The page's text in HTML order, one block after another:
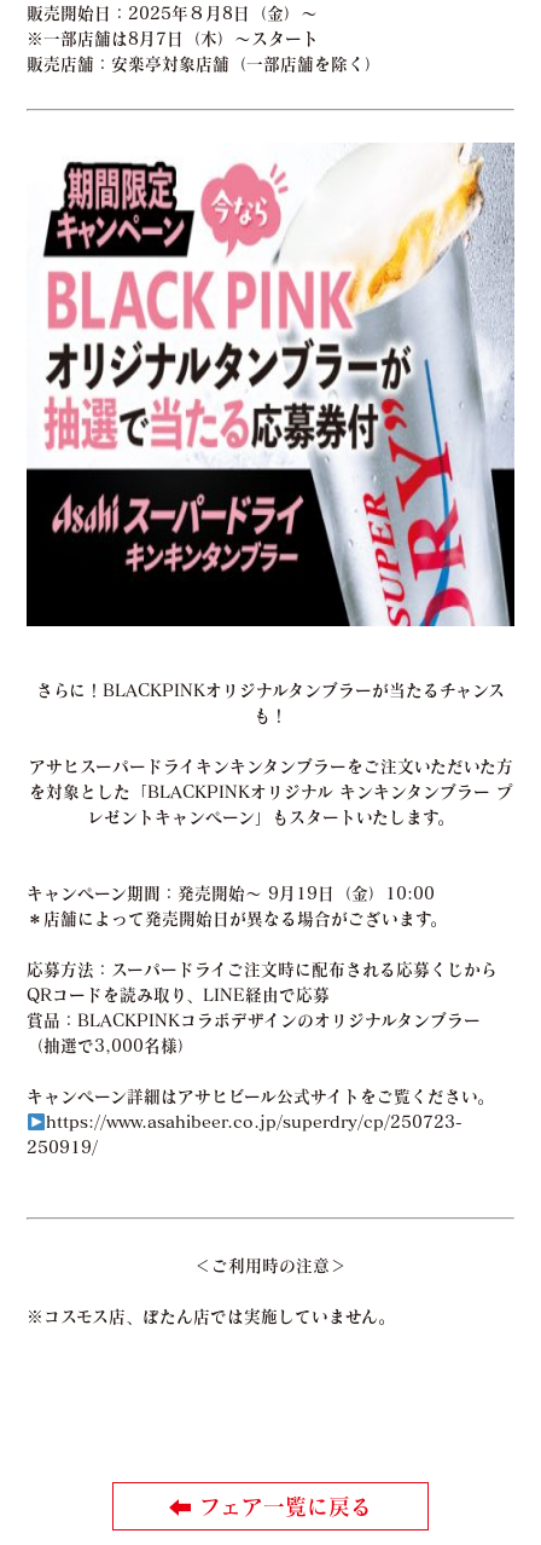
販売開始日 ：2025年８月8日（金）〜
※一部店舗は8月7日（木）～スタート
販売店舗 ：安楽亭対象店舗（一部店舗を除く）
さらに！BLACKPINKオリジナルタンブラーが当たるチャンス
も！
アサヒスーパードライキンキンタンブラーをご注文いただいた方
を対象とした「BLACKPINKオリジナル キンキンタンブラー プ
レゼントキャンペーン」もスタートいたします。
キャンペーン期間 ：発売開始～ 9月19日（金）10:00
＊店舗によって発売開始日が異なる場合がございます。
応募方法 ：スーパードライご注文時に配布される応募くじから
QRコードを読み取り、LINE経由で応募
賞品 ：BLACKPINKコラボデザインのオリジナルタンブラー
（抽選で3,000名様）
キャンペーン詳細はアサヒビール公式サイトをご覧ください。
https://www.asahibeer.co.jp/superdry/cp/250723-
250919/
＜ご利用時の注意＞
※コスモス店、ぼたん店では実施していません。
フェア一覧に戻る